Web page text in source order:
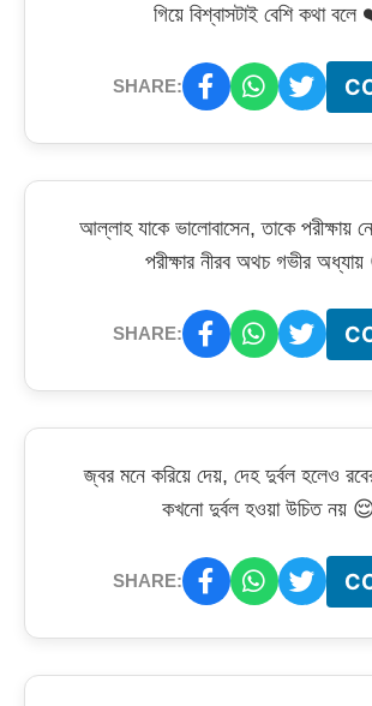
গিয়ে বিশ্বাসটাই বেশি কথা
SHARE:
আল্লাহ যাকে ভালোবাসেন, তাকে পরীক্ষায়
পরীক্ষার নীরব অথচ গভীর
SHARE:
জ্বর মনে করিয়ে দেয়, দেহ দুর্বল হলেও
কখনো দুর্বল হওয়া উচিত নয়
SHARE: